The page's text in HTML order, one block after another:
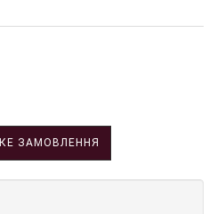
ЗАМОВЛЕННЯ